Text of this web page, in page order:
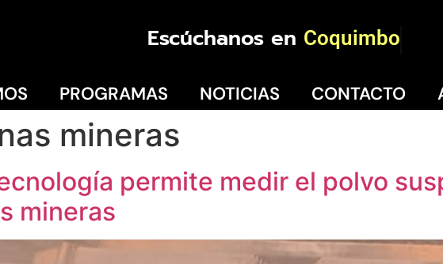
Escúchanos en Coquimbo
PROGRAMAS NOTICIAS CONTACTO
mineras
permite medir el polvo
mineras